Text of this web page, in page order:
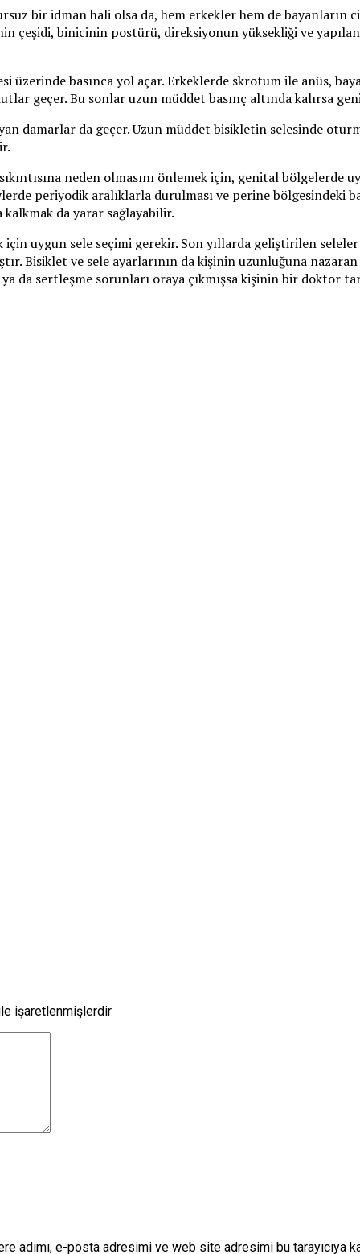
bir idman hali olsa da, hem erkekler hem de
çeşidi, binicinin postürü, direksiyonun yüksekliği ve
basınca yol açar. Erkeklerde skrotum ile anüs,
geçer. Bu sonlar uzun müddet basınç altında kalırsa
damarlar da geçer. Uzun müddet bisikletin selesinde
neden olmasını önlemek için, genital bölgelerde
periyodik aralıklarla durulması ve perine bölgesindeki
da yarar sağlayabilir.
uygun sele seçimi gerekir. Son yıllarda geliştirilen
Bisiklet ve sele ayarlarının da kişinin uzunluğuna
da sertleşme sorunları oraya çıkmışsa kişinin bir doktor
işaretlenmişlerdir
adımı, e-posta adresimi ve web site adresimi bu tarayıcıya